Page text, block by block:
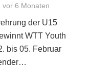
vor 6 Monaten
der U15
WTT Youth
bis 05. Februar